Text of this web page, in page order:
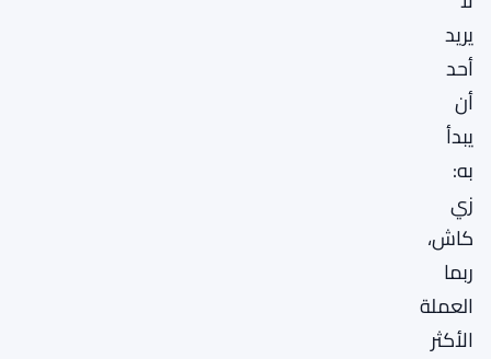
يريد
أحد
أن
يبدأ
به:
زي
كاش،
ربما
العملة
الأكثر